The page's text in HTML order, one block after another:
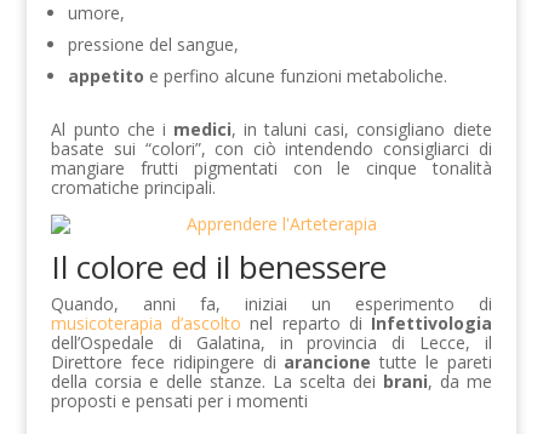
umore,
pressione del sangue,
appetito e perfino alcune funzioni metaboliche.
Al punto che i medici, in taluni casi, consigliano diete
basate sui “colori”, con ciò intendendo consigliarci di
mangiare frutti pigmentati con le cinque tonalità
cromatiche principali.
Il colore ed il benessere
Quando, anni fa, iniziai un esperimento di
musicoterapia d’ascolto nel reparto di Infettivologia
dell’Ospedale di Galatina, in provincia di Lecce, il
Direttore fece ridipingere di arancione tutte le pareti
della corsia e delle stanze. La scelta dei brani, da me
proposti e pensati per i momenti